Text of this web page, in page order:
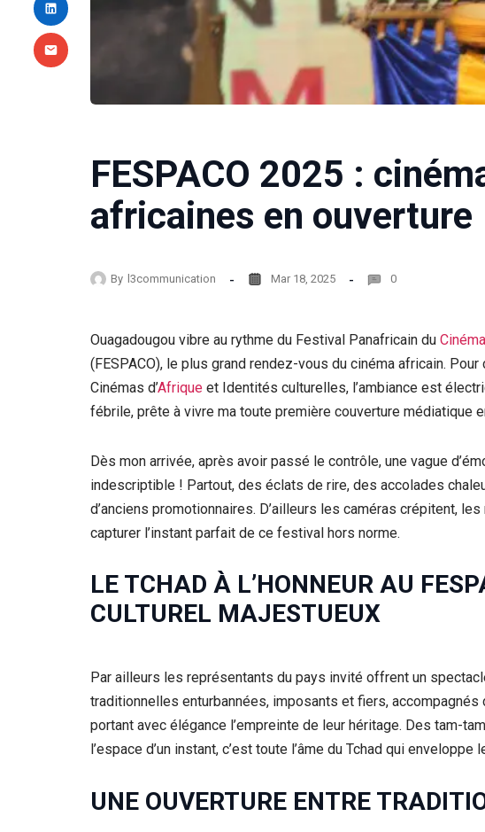
FESPACO 2025 :
africaines en ouverture
By l3communication Mar 18, 2025 0
Ouagadougou vibre au rythme du Festival Panafricain du Cinéma
(FESPACO), le plus grand rendez-vous du cinéma africain.
Cinémas d’Afrique et Identités culturelles, l’ambiance est
fébrile, prête à vivre ma toute première couverture médiatique
Dès mon arrivée, après avoir passé le contrôle, une vague
indescriptible ! Partout, des éclats de rire, des accolades
d’anciens promotionnaires. D’ailleurs les caméras crépitent,
capturer l’instant parfait de ce festival hors norme.
LE TCHAD À L’HONNEUR AU
CULTUREL MAJESTUEUX
Par ailleurs les représentants du pays invité offrent un
traditionnelles enturbannées, imposants et fiers,
portant avec élégance l’empreinte de leur héritage. Des tam-
l’espace d’un instant, c’est toute l’âme du Tchad qui
UNE OUVERTURE ENTRE